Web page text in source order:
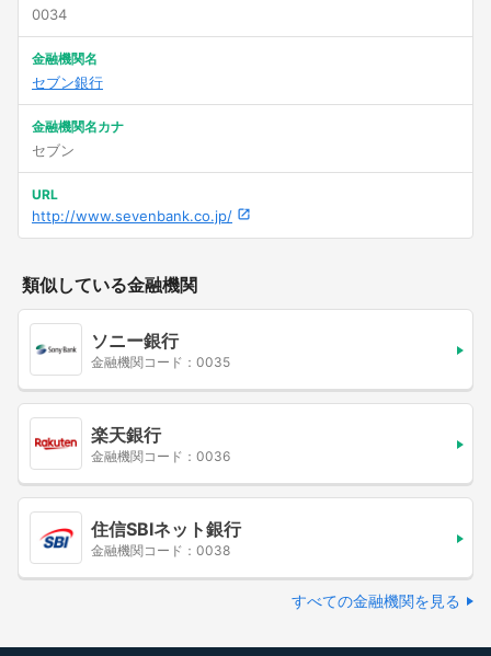
0034
金融機関名
セブン銀行
金融機関名カナ
セブン
URL
http://www.sevenbank.co.jp/
類似している金融機関
ソニー銀行
金融機関コード：0035
楽天銀行
金融機関コード：0036
住信SBIネット銀行
金融機関コード：0038
すべての金融機関を見る